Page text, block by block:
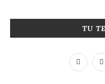
TU